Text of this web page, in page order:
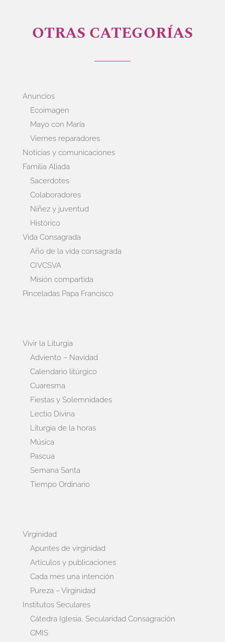
OTRAS CATEGORÍAS
Anuncios
Ecoimagen
Mayo con María
Viernes reparadores
Noticias y comunicaciones
Familia Aliada
Sacerdotes
Colaboradores
Niñez y juventud
Histórico
Vida Consagrada
Año de la vida consagrada
CIVCSVA
Misión compartida
Pinceladas Papa Francisco
Vivir la Liturgia
Adviento – Navidad
Calendario litúrgico
Cuaresma
Fiestas y Solemnidades
Lectio Divina
Liturgia de la horas
Música
Pascua
Semana Santa
Tiempo Ordinario
Virginidad
Apuntes de virginidad
Artículos y publicaciones
Cada mes una intención
Pureza – Virginidad
Institutos Seculares
Cátedra Iglesia, Secularidad Consagración
CMIS